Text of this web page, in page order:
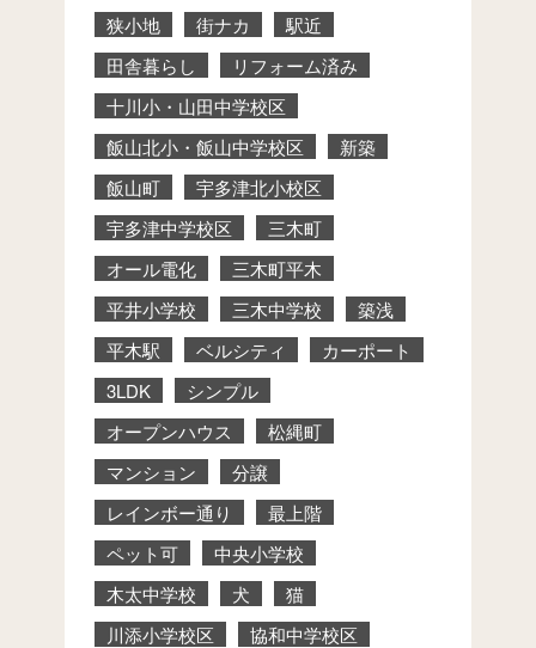
狭小地
街ナカ
駅近
田舎暮らし
リフォーム済み
十川小・山田中学校区
飯山北小・飯山中学校区
新築
飯山町
宇多津北小校区
宇多津中学校区
三木町
オール電化
三木町平木
平井小学校
三木中学校
築浅
平木駅
ベルシティ
カーポート
3LDK
シンプル
オープンハウス
松縄町
マンション
分譲
レインボー通り
最上階
ペット可
中央小学校
木太中学校
犬
猫
川添小学校区
協和中学校区